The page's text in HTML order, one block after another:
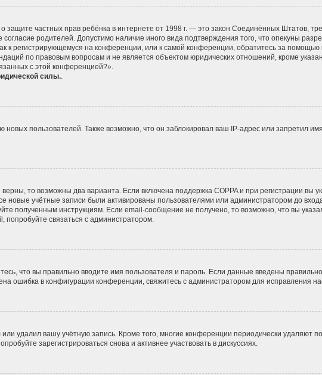
защите частных прав ребёнка в интернете от 1998 г. — это закон Соединённых Штатов,
родителей. Допустимо наличие иного вида подтверждения того, что опекуны
к регистрирующемуся на конференции, или к самой конференции, обратитесь за помощью
по правовым вопросам и не является объектом юридических отношений, кроме
с этой конференцией?».
силы..
пользователей. Также возможно, что он заблокировал ваш IP-адрес или запретил
то возможны два варианта. Если включена поддержка COPPA и при регистрации вы
новые учётные записи были активированы пользователями или администратором до
полученным инструкциям. Если email-сообщение не получено, то возможно, что вы
связаться с администратором.
что вы правильно вводите имя пользователя и пароль. Если данные введены
ошибка в конфигурации конференции, свяжитесь с администратором для исправления
удалил вашу учётную запись. Кроме того, многие конференции периодически удаляют
зарегистрироваться снова и активнее участвовать в дискуссиях.